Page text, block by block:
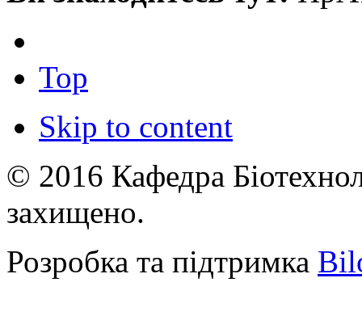
Top
Skip to content
© 2016 Кафедра
захищено.
Розробка та підтримка